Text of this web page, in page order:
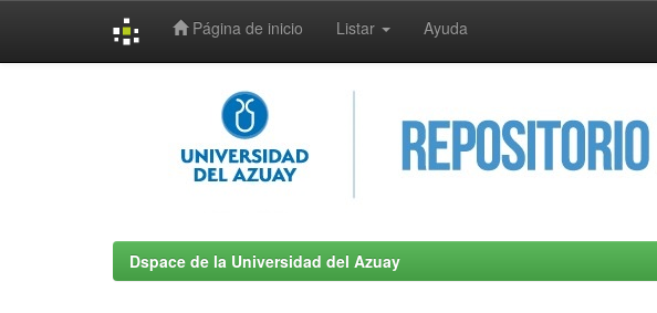
Página de inicio Listar Ayuda
Dspace de la Universidad del Azuay